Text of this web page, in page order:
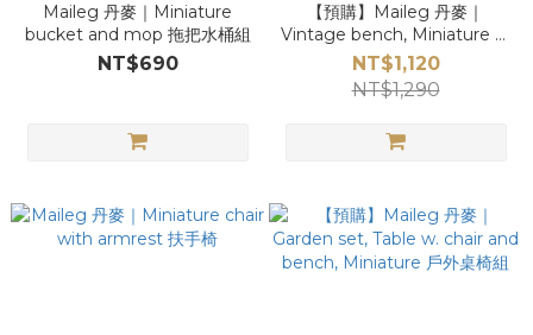
Maileg 丹麥｜Miniature
bucket and mop 拖把水桶組
NT$690
【預購】Maileg 丹麥｜
Vintage bench, Miniature 復
古長椅
NT$1,120
NT$1,290